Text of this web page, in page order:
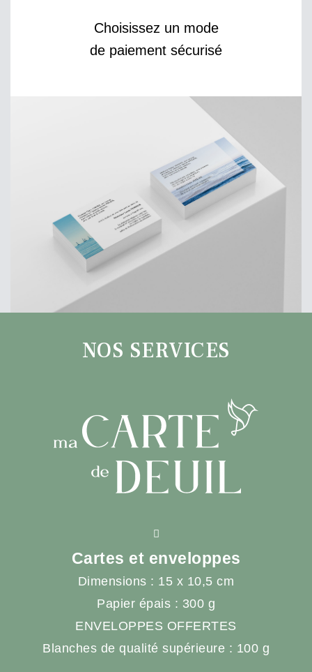
Choisissez un mode
de paiement sécurisé
NOS SERVICES
Cartes et enveloppes
Dimensions : 15 x 10,5 cm
Papier épais : 300 g
ENVELOPPES OFFERTES
Blanches de qualité supérieure : 100 g